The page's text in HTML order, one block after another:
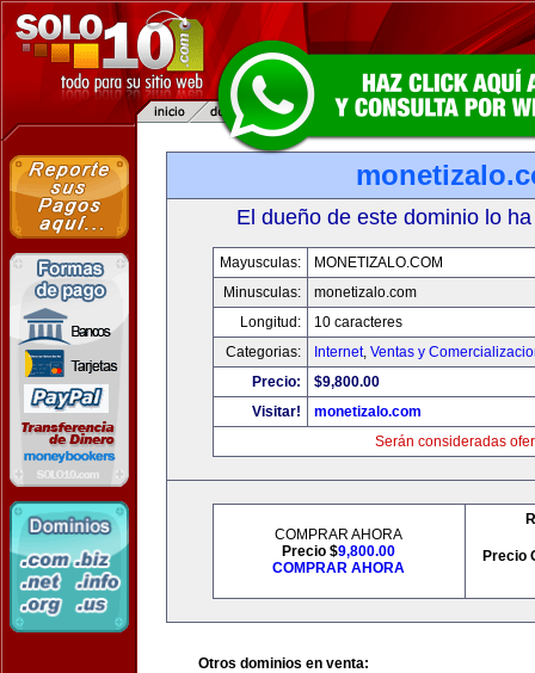
El dueño de este dominio lo
Mayusculas:
MONETIZALO.COM
Minusculas:
monetizalo.com
Longitud:
10 caracteres
Categorias:
Internet, Ventas y
Precio:
$9,800.00
Visitar!
monetizalo.com
Serán consideradas
COMPRAR AHORA
Precio $9,800.00
COMPRAR AHORA
Precio
Otros dominios en venta: